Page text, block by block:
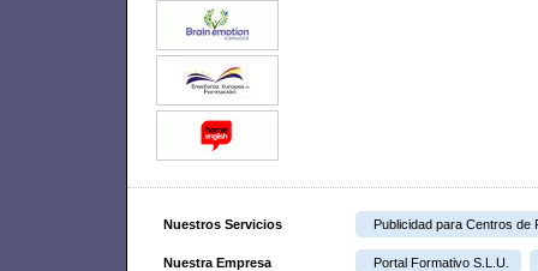
Nuestros Servicios Publicidad para Centros de
Nuestra Empresa Portal Formativo S.L.U.